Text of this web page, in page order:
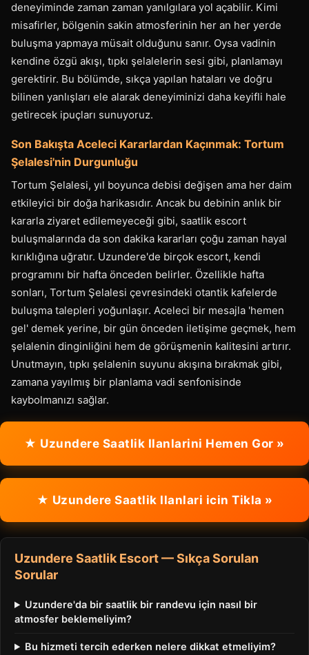
deneyiminde zaman zaman yanılgılara yol açabilir. Kimi
misafirler, bölgenin sakin atmosferinin her an her yerde
buluşma yapmaya müsait olduğunu sanır. Oysa vadinin
kendine özgü akışı, tıpkı şelalelerin sesi gibi, planlamayı
gerektirir. Bu bölümde, sıkça yapılan hataları ve doğru
bilinen yanlışları ele alarak deneyiminizi daha keyifli hale
getirecek ipuçları sunuyoruz.
Son Bakışta Aceleci Kararlardan Kaçınmak: Tortum
Şelalesi'nin Durgunluğu
Tortum Şelalesi, yıl boyunca debisi değişen ama her daim
etkileyici bir doğa harikasıdır. Ancak bu debinin anlık bir
kararla ziyaret edilemeyeceği gibi, saatlik escort
buluşmalarında da son dakika kararları çoğu zaman hayal
kırıklığına uğratır. Uzundere'de birçok escort, kendi
programını bir hafta önceden belirler. Özellikle hafta
sonları, Tortum Şelalesi çevresindeki otantik kafelerde
buluşma talepleri yoğunlaşır. Aceleci bir mesajla 'hemen
gel' demek yerine, bir gün önceden iletişime geçmek, hem
şelalenin dinginliğini hem de görüşmenin kalitesini artırır.
Unutmayın, tıpkı şelalenin suyunu akışına bırakmak gibi,
zamana yayılmış bir planlama vadi senfonisinde
kaybolmanızı sağlar.
★ Uzundere Saatlik Ilanlarini Hemen Gor »
★ Uzundere Saatlik Ilanlari icin Tikla »
Uzundere Saatlik Escort — Sıkça Sorulan
Sorular
Uzundere'da bir saatlik bir randevu için nasıl bir
atmosfer beklemeliyim?
Bu hizmeti tercih ederken nelere dikkat etmeliyim?